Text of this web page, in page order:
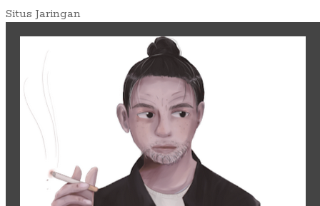
Situs Jaringan